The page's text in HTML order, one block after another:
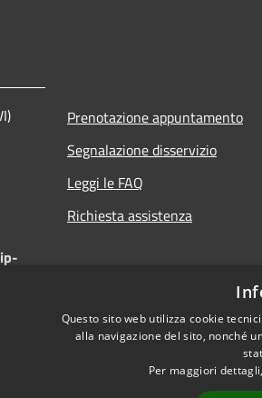
Prenotazione appuntamento
Segnalazione disservizio
Leggi le FAQ
Richiesta assistenza
Questo sito web utilizza cookie
alla navigazione del sito, nonché
Per maggiori